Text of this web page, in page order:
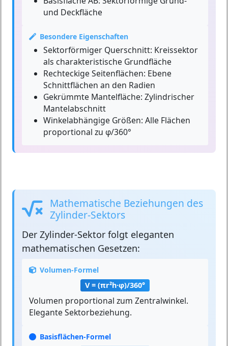
und Deckfläche
Besondere Eigenschaften
Sektorförmiger Querschnitt: Kreissektor
als charakteristische Grundfläche
Rechteckige Seitenflächen: Ebene
Schnittflächen an den Radien
Gekrümmte Mantelfläche: Zylindrischer
Mantelabschnitt
Winkelabhängige Größen: Alle Flächen
proportional zu φ/360°
Mathematische Beziehungen des
Zylinder-Sektors
Der Zylinder-Sektor folgt eleganten
mathematischen Gesetzen:
Volumen-Formel
V = (πr²h·φ)/360°
Volumen proportional zum Zentralwinkel.
Elegante Sektorbeziehung.
Basisflächen-Formel